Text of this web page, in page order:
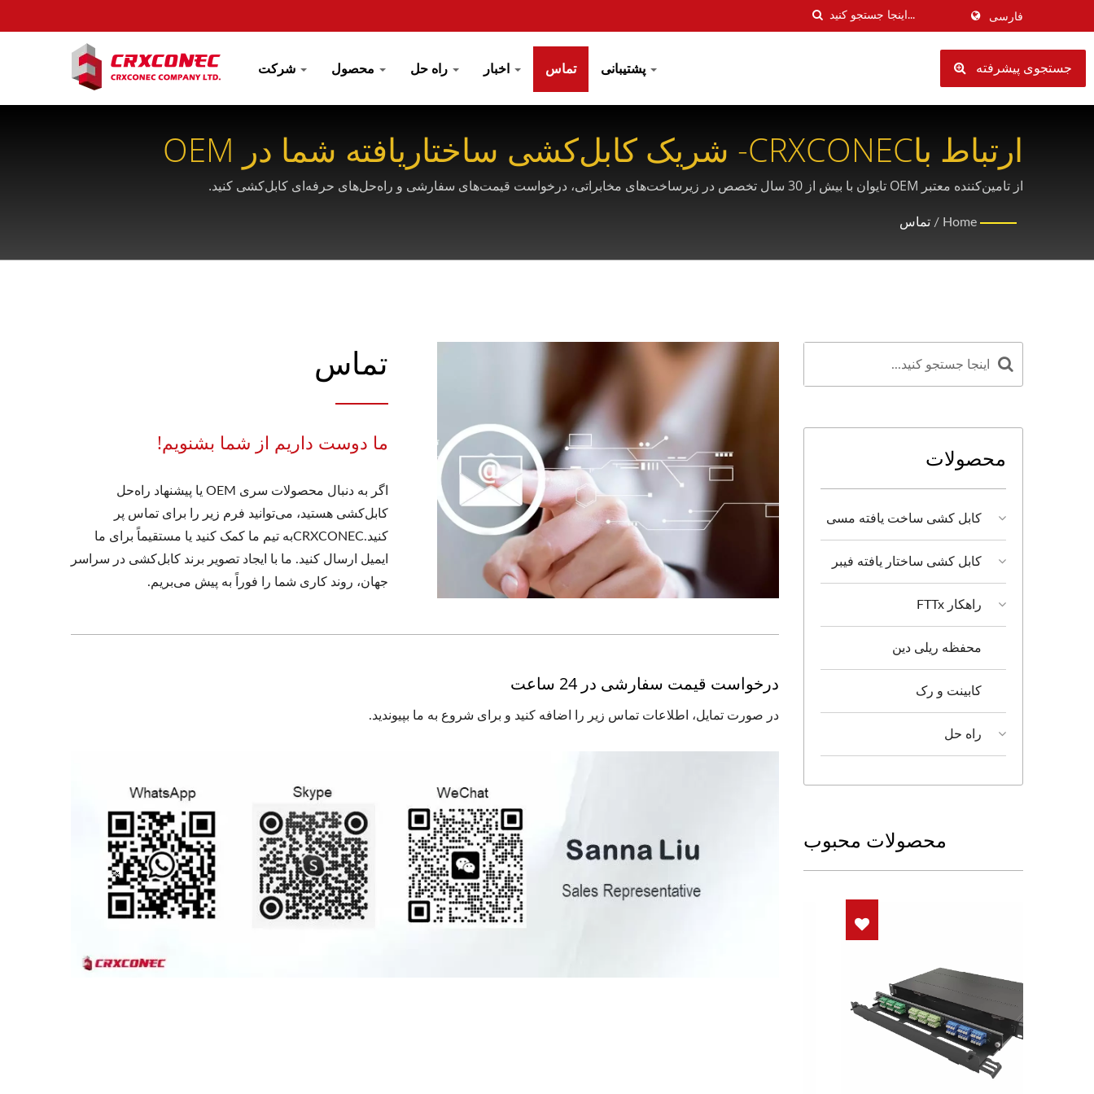
فارسی
تماس جستجوی پیشرفته
ارتباط باCRXCONEC- شریک کابل‌کشی ساختاریافته شما در OEM
از تامین‌کننده معتبر OEM تایوان با بیش از 30 سال تخصص در زیرساخت‌های مخابراتی، درخواست قیمت‌های سفارشی و راه‌حل‌های حرفه‌ای کابل‌کشی کنید.
Home
/ تماس
تماس
ما دوست داریم از شما بشنویم!
اگر به دنبال محصولات سری OEM یا پیشنهاد راه‌حل
کابل‌کشی هستید، می‌توانید فرم زیر را برای تماس پر
کنید.CRXCONECبه تیم ما کمک کنید یا مستقیماً برای ما
ایمیل ارسال کنید. ما با ایجاد تصویر برند کابل‌کشی در سراسر
جهان، روند کاری شما را فوراً به پیش می‌بریم.
درخواست قیمت سفارشی در 24 ساعت
در صورت تمایل، اطلاعات تماس زیر را اضافه کنید و برای شروع به ما بپیوندید.
محصولات
کابل کشی ساخت یافته مسی
کابل کشی ساختار یافته فیبر
راهکار FTTx
محفظه ریلی دین
کابینت و رک
راه حل
محصولات محبوب